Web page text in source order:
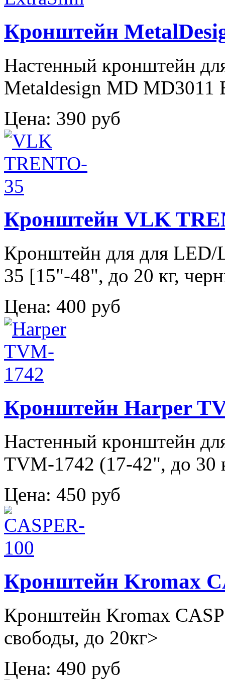
Кронштейн
Настенный кронштейн
Metaldesign MD MD3011
Цена: 390 руб
Кронштейн VLK
Кронштейн для для LED/
35 [15"-48", до 20 кг,
Цена: 400 руб
Кронштейн Harper
Настенный кронштейн
TVM-1742 (17-42", до 30
Цена: 450 руб
Кронштейн Kromax
Кронштейн Kromax
свободы, до 20кг>
Цена: 490 руб